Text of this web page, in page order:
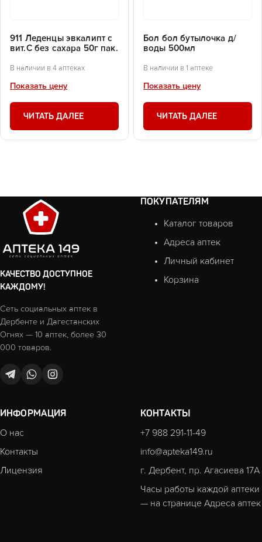
911 Леденцы эвкалипт с
вит.С без сахара 50г пак.
В наличии в 4 аптеках
Показать цену
ЧИТАТЬ ДАЛЕЕ
Бол бол бутылочка д/
воды 500мл
В наличии в 1 аптеке
Показать цену
ЧИТАТЬ ДАЛЕЕ
КАЧЕСТВО ДОСТУПНОЕ
КАЖДОМУ!
Сеть социальных аптек в
Дербенте и Дагестанских
Огнях — 10 аптек, более 30
000 товаров.
ПОКУПАТЕЛЯМ
Каталог товаров
Адреса аптек
Личный кабинет
Корзина
ИНФОРМАЦИЯ
О нас
Контакты
Лицензия
КОНТАКТЫ
+7 988 291-11-49
info@apteka149.ru
г. Дербент, пр. Агасиева 17А
Часы работы каждой аптеки
— на странице Адреса аптек